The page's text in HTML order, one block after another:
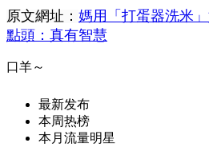
原文網址： 媽用「打蛋器洗米
點頭：真有智慧
口羊～
最新发布
本周热榜
本月流量明星